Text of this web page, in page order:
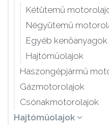
Kétütemű
Négyütemű
Egyéb kenőanyagok
Hajtóműolajok
Haszongépjármű
Gázmotorolajok
Csónakmotorolajok
Hajtóműolajok